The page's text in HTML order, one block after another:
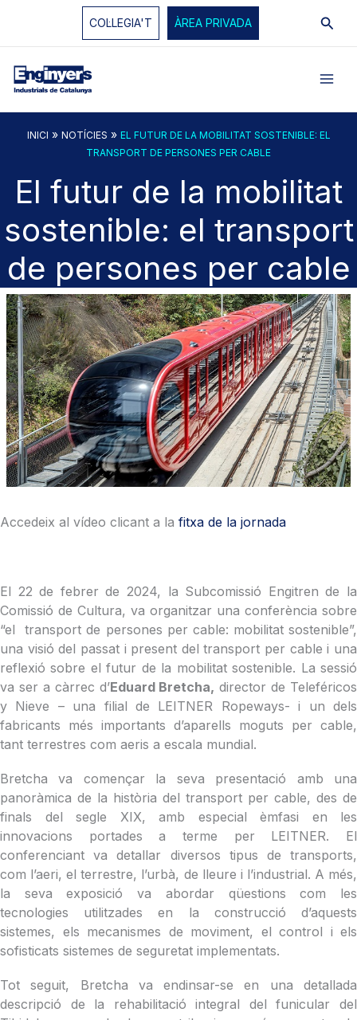
COL·LEGIA'T ÀREA PRIVADA
INICI » NOTÍCIES » EL FUTUR DE LA MOBILITAT SOSTENIBLE: EL
TRANSPORT DE PERSONES PER CABLE
El futur de la mobilitat
sostenible: el transport
de persones per cable
Accedeix al vídeo clicant a la fitxa de la jornada
El 22 de febrer de 2024, la Subcomissió Engitren de la
Comissió de Cultura, va organitzar una conferència sobre
“el transport de persones per cable: mobilitat sostenible”,
una visió del passat i present del transport per cable i una
reflexió sobre el futur de la mobilitat sostenible. La sessió
va ser a càrrec d’Eduard Bretcha, director de Teleféricos
y Nieve – una filial de LEITNER Ropeways- i un dels
fabricants més importants d’aparells moguts per cable,
tant terrestres com aeris a escala mundial.
Bretcha va començar la seva presentació amb una
panoràmica de la història del transport per cable, des de
finals del segle XIX, amb especial èmfasi en les
innovacions portades a terme per LEITNER. El
conferenciant va detallar diversos tipus de transports,
com l’aeri, el terrestre, l’urbà, de lleure i l’industrial. A més,
la seva exposició va abordar qüestions com les
tecnologies utilitzades en la construcció d’aquests
sistemes, els mecanismes de moviment, el control i els
sofisticats sistemes de seguretat implementats.
Tot seguit, Bretcha va endinsar-se en una detallada
descripció de la rehabilitació integral del funicular del